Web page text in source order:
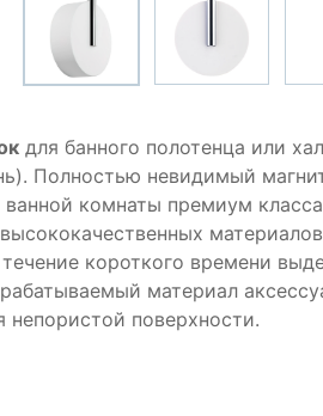
для банного полотенца или
Полностью невидимый
комнаты премиум класса
короткого времени
материал
непористой поверхности.